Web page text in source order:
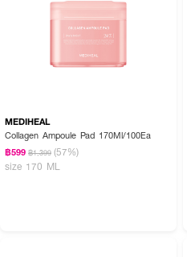
MEDIHEAL
Collagen Ampoule Pad 170Ml/100Ea
฿599 ฿1,399 (57%)
size 170 ML